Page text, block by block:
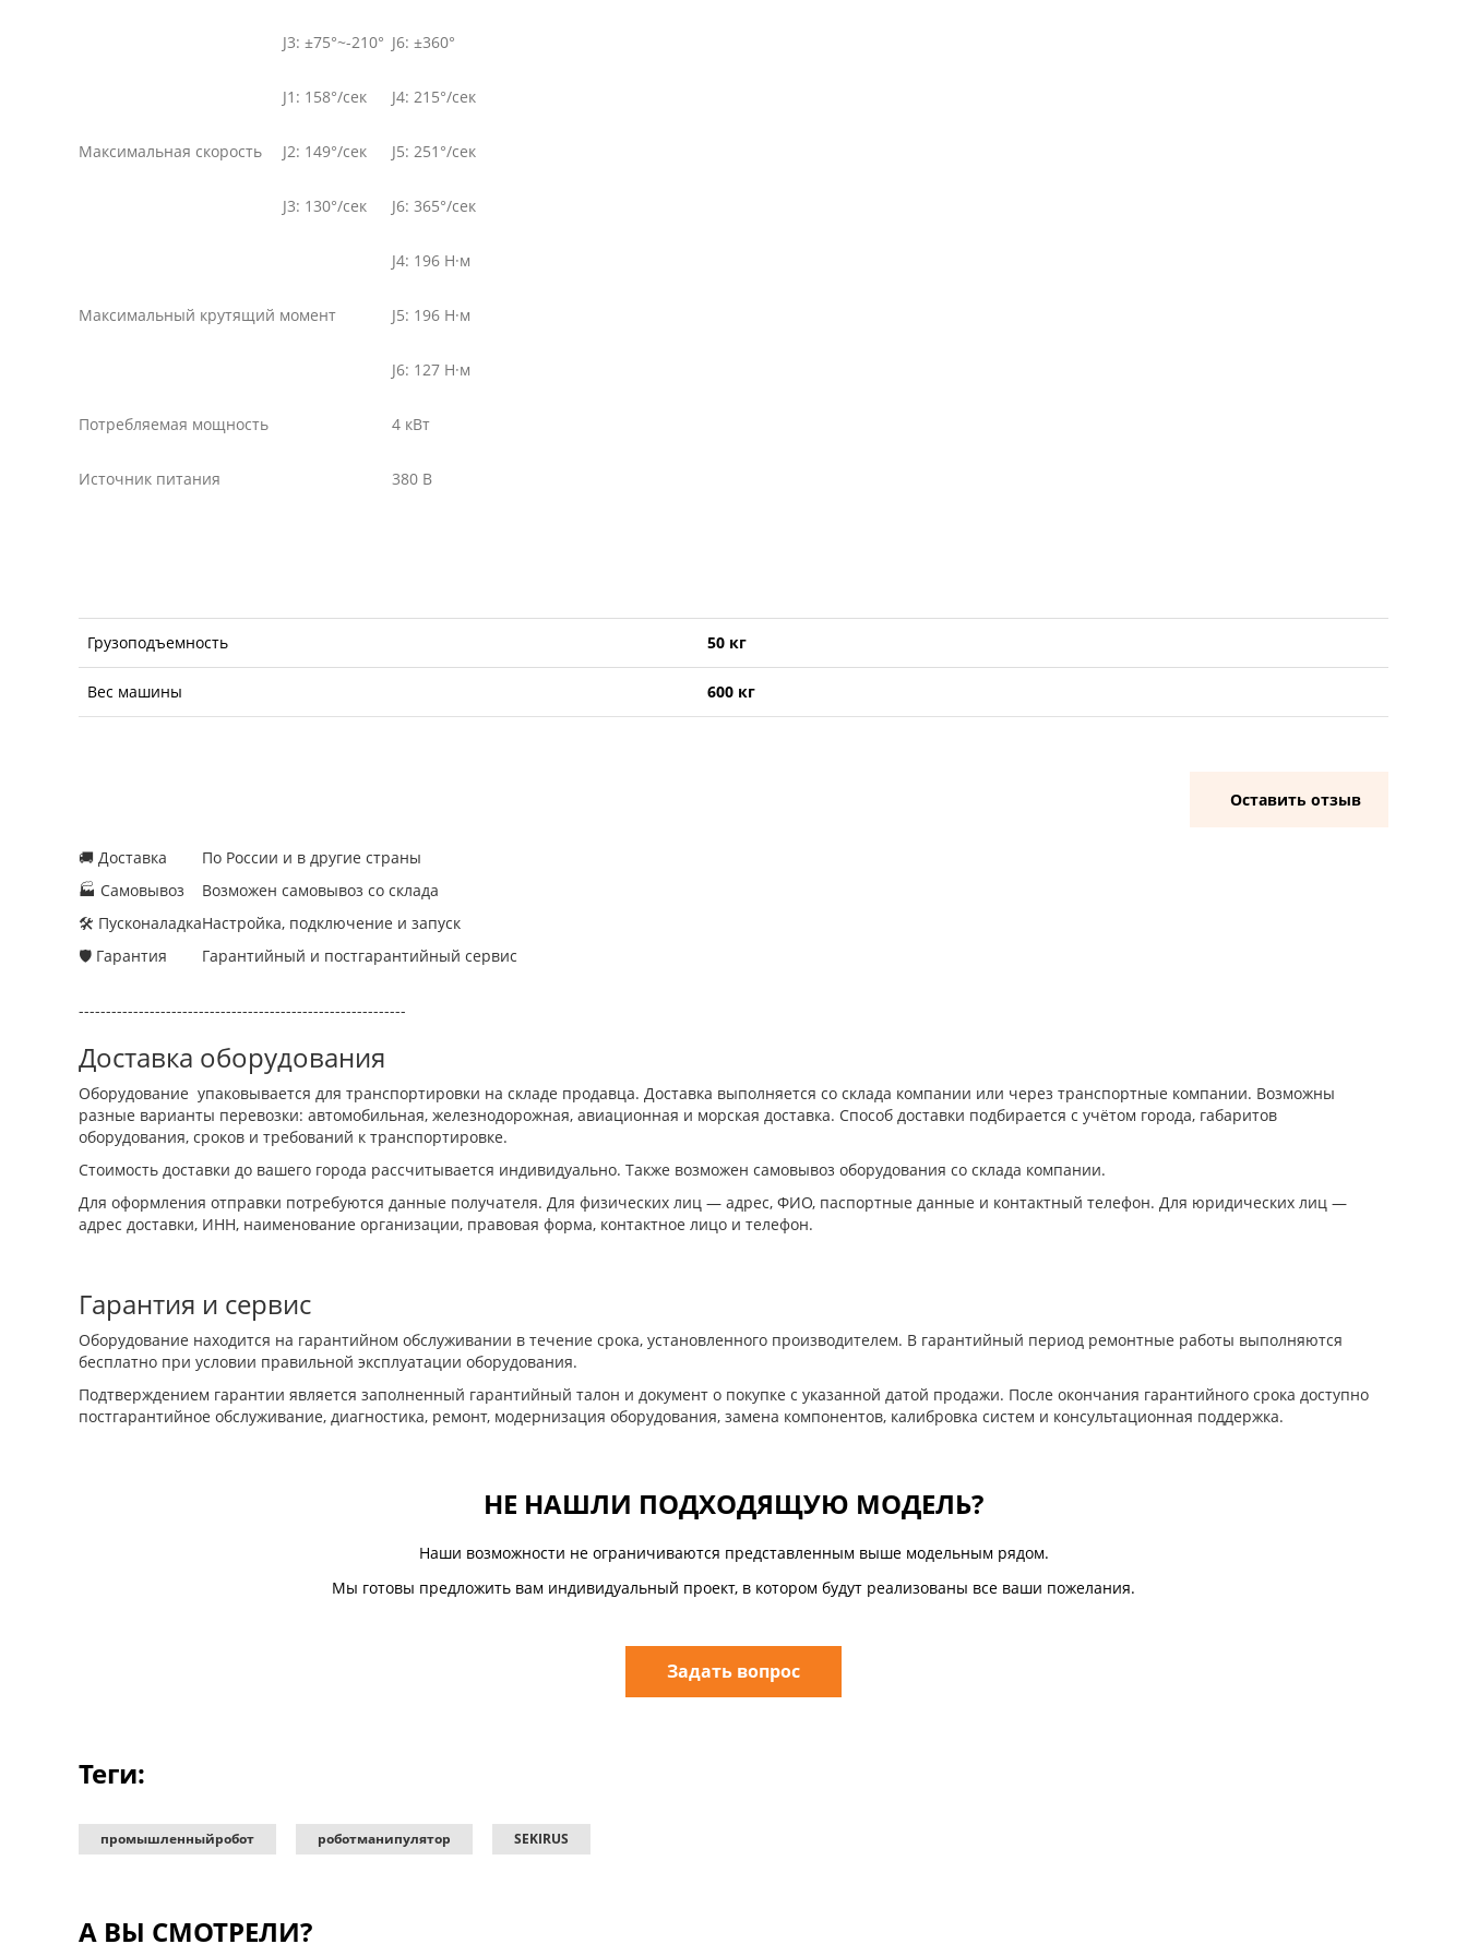
J3: ±75°~-210° J6: ±360°
Максимальная скорость
J1: 158°/сек
J2: 149°/сек
J3: 130°/сек
J4: 215°/сек
J5: 251°/сек
J6: 365°/сек
Максимальный крутящий момент
J4: 196 Н·м
J5: 196 Н·м
J6: 127 Н·м
Потребляемая мощность 4 кВт
Источник питания 380 В
Грузоподъемность 50 кг
Вес машины 600 кг
Оставить отзыв
🚚 Доставка
🏭 Самовывоз
🛠 Пусконаладка
🛡 Гарантия
По России и в другие страны
Возможен самовывоз со склада
Настройка, подключение и запуск
Гарантийный и постгарантийный сервис
------------------------------------------------------------
Доставка оборудования
Оборудование упаковывается для транспортировки на складе продавца. Доставка выполняется со склада компании или через транспортные компании. Возможны
разные варианты перевозки: автомобильная, железнодорожная, авиационная и морская доставка. Способ доставки подбирается с учётом города, габаритов
оборудования, сроков и требований к транспортировке.
Стоимость доставки до вашего города рассчитывается индивидуально. Также возможен самовывоз оборудования со склада компании.
Для оформления отправки потребуются данные получателя. Для физических лиц — адрес, ФИО, паспортные данные и контактный телефон. Для юридических лиц —
адрес доставки, ИНН, наименование организации, правовая форма, контактное лицо и телефон.
Гарантия и сервис
Оборудование находится на гарантийном обслуживании в течение срока, установленного производителем. В гарантийный период ремонтные работы выполняются
бесплатно при условии правильной эксплуатации оборудования.
Подтверждением гарантии является заполненный гарантийный талон и документ о покупке с указанной датой продажи. После окончания гарантийного срока доступно
постгарантийное обслуживание, диагностика, ремонт, модернизация оборудования, замена компонентов, калибровка систем и консультационная поддержка.
НЕ НАШЛИ ПОДХОДЯЩУЮ МОДЕЛЬ?
Наши возможности не ограничиваются представленным выше модельным рядом.
Мы готовы предложить вам индивидуальный проект, в котором будут реализованы все ваши пожелания.
Задать вопрос
Теги:
промышленныйробот роботманипулятор SEKIRUS
А ВЫ СМОТРЕЛИ?